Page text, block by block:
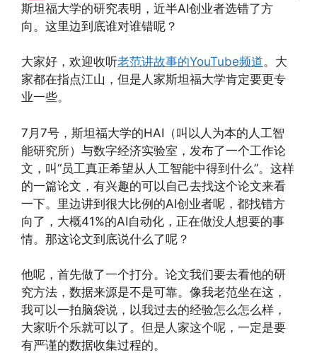
斯坦福大学的研究表明，近半AI创业者选错了方
向。这里边到底谁对谁错呢？
大家好，欢迎收听老范讲故事的YouTube频道。大
家都在指点江山，但是人家斯坦福大学肯定要更专
业一些。
7月7号，斯坦福大学的HAI（叫以人为本的人工智
能研究所）与数字经济实验室，发布了一个工作论
文，叫“员工真正希望从人工智能中得到什么”。这样
的一篇论文，有兴趣的可以自己去找这个论文来看
一下。里边讲到很大比例的AI创业者呢，都找错方
向了，大概41%的AI自动化，正在做没人想要的事
情。那这论文到底说什么了呢？
他呢，首先做了一个打分。论文我们要去看他的研
究方法，数据来源是不是可靠。像我老范坐在这，
我可以一拍脑袋说，以我过去的经验怎么怎么样，
大家听个乐就可以了。但是人家这个呢，一定是要
有严谨的数据收集过程的。